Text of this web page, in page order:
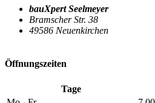
bauXpert Seelmeyer
Bramscher Str. 38
49586 Neuenkirchen
Öffnungszeiten
Tage